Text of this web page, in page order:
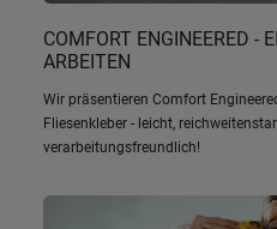
COMFORT ENGINEERED -
ARBEITEN
Wir präsentieren Comfort
Fliesenkleber - leicht,
verarbeitungsfreundlich!